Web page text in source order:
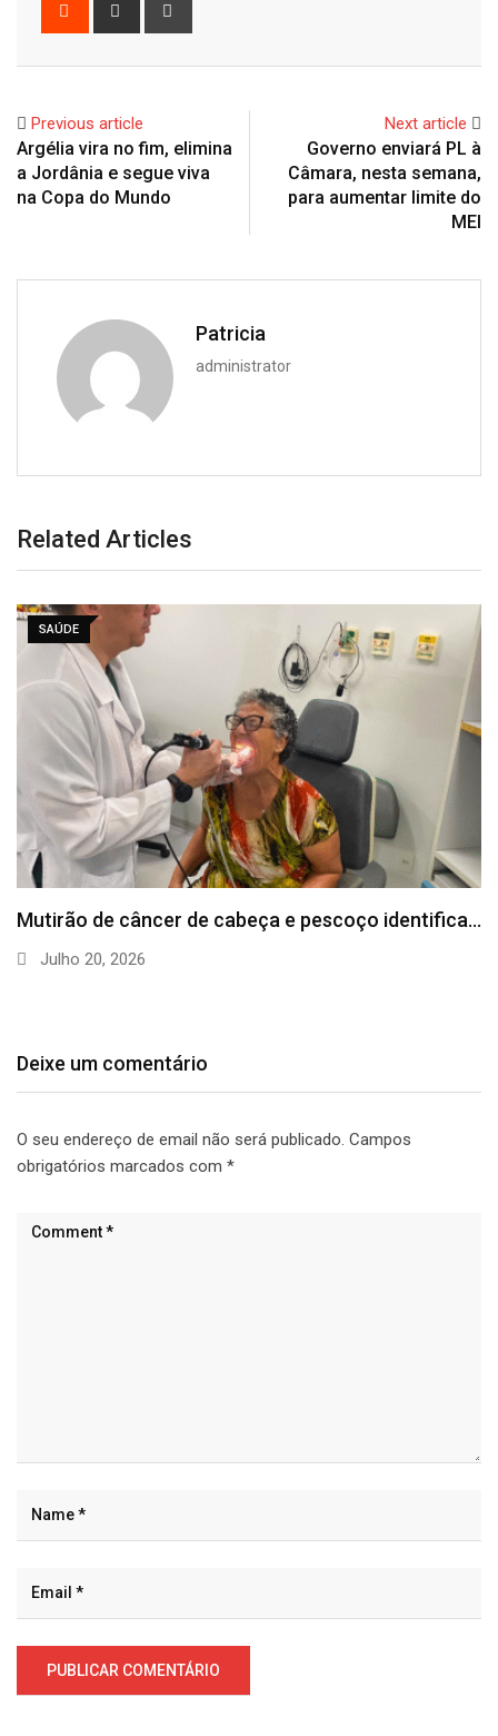
Previous article
Argélia vira no fim, elimina
a Jordânia e segue viva
na Copa do Mundo
Next article
Governo enviará PL à
Câmara, nesta semana,
para aumentar limite do
MEI
Patricia
administrator
Related Articles
SAÚDE
Mutirão de câncer de cabeça e pescoço identifica…
Julho 20, 2026
Deixe um comentário
O seu endereço de email não será publicado. Campos
obrigatórios marcados com *